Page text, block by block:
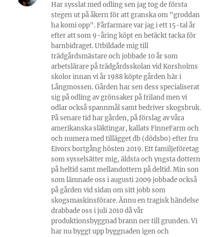
Har sysslat med odling sen jag tog de första
stegen ut på åkern för att granska om "groddan
ha komi opp". Fårfarmare var jag i ett 15-tal år
efter att som 9-åring köpt en betäckt tacka för
barnbidraget. Utbildade mig till
trädgårdsmästare och jobbade 10 år som
arbetslärare på trädgårdsskolan vid Korsholms
skolor innan vi år 1988 köpte gården här i
Långmossen. Gården har sen dess specialiserat
sig på odling av grönsaker på friland men vi
odlar också spannmål samt bedriver skogsbruk.
På senare tid har gården, på förslag av våra
amerikanska släktingar, kallats FinneFarm och
och numera med tillägget db (dödsbo) efter fru
Eivors bortgång hösten 2019. Ett familjeföretag
som sysselsätter mig, äldsta och yngsta dottern
på heltid samt mellandottern på deltid. Min son
som lämnade oss i augusti 2009 jobbade också
på gården vid sidan om sitt jobb som
skogsmaskinsförare. Ännu en tragisk händelse
drabbade oss i juli 2010 då vår
produktionsbyggnad brann ner till grunden. Vi
har nu byggt upp byggnaden igen och